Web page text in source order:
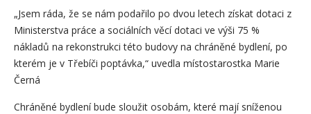
„Jsem ráda, že se nám podařilo po dvou letech získat dotaci z
Ministerstva práce a sociálních věcí dotaci ve výši 75 %
nákladů na rekonstrukci této budovy na chráněné bydlení, po
kterém je v Třebíči poptávka,“ uvedla místostarostka Marie
Černá
Chráněné bydlení bude sloužit osobám, které mají sníženou